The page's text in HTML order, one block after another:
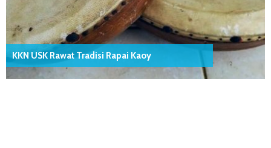
KKN USK Rawat Tradisi Rapai Kaoy